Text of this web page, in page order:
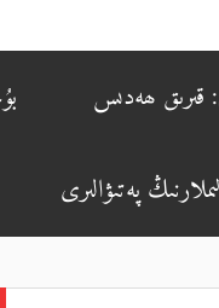
قىرىق ھەدىس
پەتىۋالىرى